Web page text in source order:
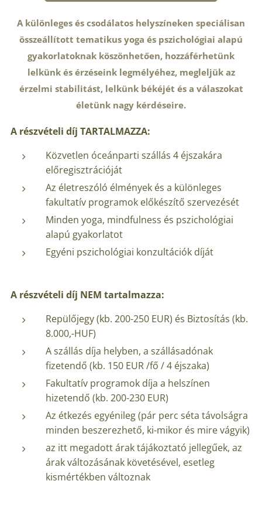
A különleges és csodálatos helyszíneken speciálisan
összeállított tematikus yoga és pszichológiai alapú
gyakorlatoknak köszönhetően, hozzáférhetünk
lelkünk és érzéseink legmélyéhez, megleljük az
érzelmi stabilitást, lelkünk békéjét és a válaszokat
életünk nagy kérdéseire.
A részvételi díj TARTALMAZZA:
Közvetlen óceánparti szállás 4 éjszakára
előregisztrációját
Az életreszóló élmények és a különleges
fakultatív programok előkészítő szervezését
Minden yoga, mindfulness és pszichológiai
alapú gyakorlatot
Egyéni pszichológiai konzultációk díját
A részvételi díj NEM tartalmazza:
Repülőjegy (kb. 200-250 EUR) és Biztosítás (kb.
8.000,-HUF)
A szállás díja helyben, a szállásadónak
fizetendő (kb. 150 EUR /fő / 4 éjszaka)
Fakultatív programok díja a helszínen
hizetendő (kb. 200-230 EUR)
Az étkezés egyénileg (pár perc séta távolságra
minden beszerezhető, ki-mikor és mire vágyik)
az itt megadott árak tájákoztató jellegűek, az
árak változásának követésével, esetleg
kismértékben változnak